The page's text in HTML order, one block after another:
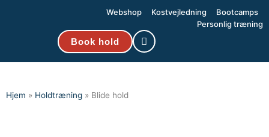
Webshop Kostvejledning
Bootcamps
Personlig træning
Book hold
Hjem » Holdtræning » Blide hold